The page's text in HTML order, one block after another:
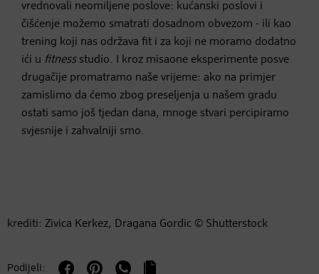
vrednovali neomiljene poslove: kućanski poslovi i
čišćenje možemo smatrati dosadnom obvezom - ili kao
trening koji nas održava fit i za koji ne moramo dodatno
ići u fitnessstudio. I kroz misaone eksperimente posve
drugačije promatramo naše vrijeme: ako na primjer
zamislimo da ćemo zbog preseljenja u našem gradu
ostati samo još tjedan dana, mnoge stvari percipiramo
svjesnije i zahvalniji smo.
krediti: Zivica Kerkez, Dragana Gordic © Shutterstock
Podijeli: